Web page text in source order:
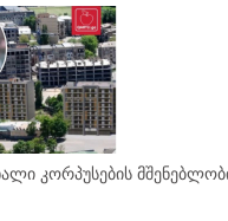
კორპუსების